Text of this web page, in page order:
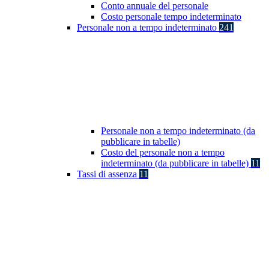
Conto annuale del personale
Costo personale tempo indeterminato
Personale non a tempo indeterminato 241
Personale non a tempo indeterminato (da
pubblicare in tabelle)
Costo del personale non a tempo
indeterminato (da pubblicare in tabelle) 11
Tassi di assenza 11